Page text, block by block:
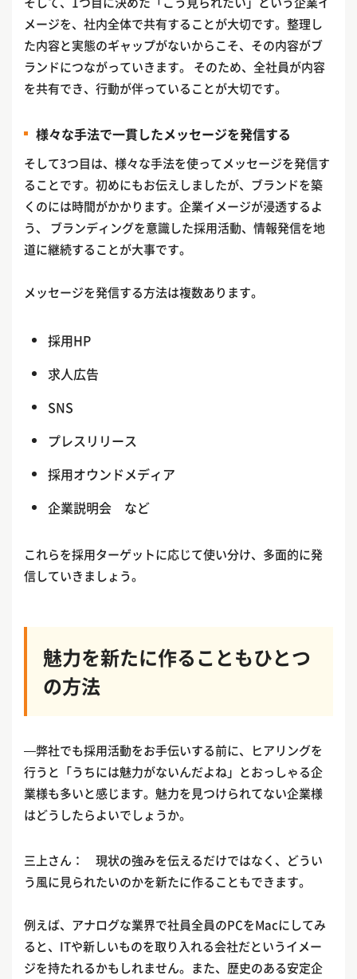
メージを、社内全体で共有することが大切です。整理し
た内容と実態のギャップがないからこそ、その内容がブ
ランドにつながっていきます。 そのため、全社員が内容
を共有でき、行動が伴っていることが大切です。
様々な手法で一貫したメッセージを発信する
そして3つ目は、様々な手法を使ってメッセージを発信す
ることです。初めにもお伝えしましたが、ブランドを築
くのには時間がかかります。企業イメージが浸透するよ
う、 ブランディングを意識した採用活動、情報発信を地
道に継続することが大事です。
メッセージを発信する方法は複数あります。
採用HP
求人広告
SNS
プレスリリース
採用オウンドメディア
企業説明会 など
これらを採用ターゲットに応じて使い分け、多面的に発
信していきましょう。
魅力を新たに作ることもひとつ
の方法
—弊社でも採用活動をお手伝いする前に、ヒアリングを
行うと「うちには魅力がないんだよね」とおっしゃる企
業様も多いと感じます。魅力を見つけられてない企業様
はどうしたらよいでしょうか。
三上さん： 現状の強みを伝えるだけではなく、どうい
う風に見られたいのかを新たに作ることもできます。
例えば、アナログな業界で社員全員のPCをMacにしてみ
ると、ITや新しいものを取り入れる会社だというイメー
ジを持たれるかもしれません。また、歴史のある安定企